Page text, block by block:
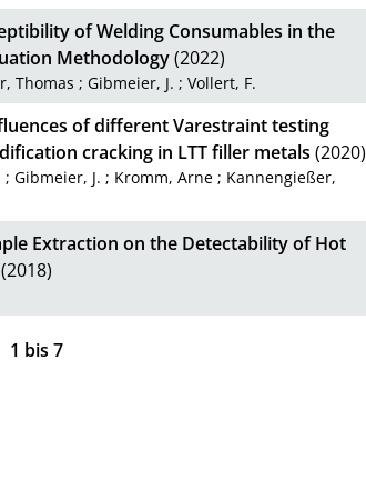
of Welding Consumables in the
Methodology(2022)
Thomas ; Gibmeier, J. ;Vollert, F.
of different Varestraint testing
cracking in LTT filler metals (2020)
;Gibmeier, J. ; Kromm, Arne ; Kannengießer,
Extraction on the Detectability of Hot
1 bis7